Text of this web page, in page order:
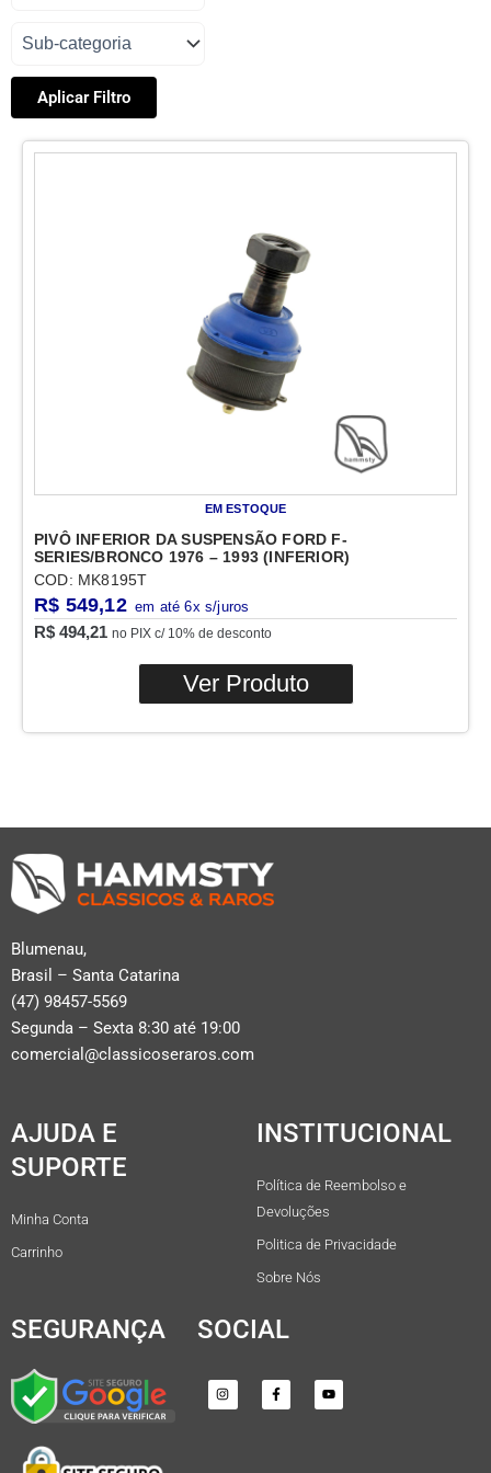
Aplicar Filtro
EM ESTOQUE
PIVÔ INFERIOR DA SUSPENSÃO FORD F-
SERIES/BRONCO 1976 – 1993 (INFERIOR)
COD: MK8195T
R$ 549,12
R$ 494,21 no PIX c/ 10% de desconto
Ver Produto
Blumenau,
Brasil – Santa Catarina
(47) 98457-5569
Segunda – Sexta 8:30 até 19:00
comercial@classicoseraros.com
AJUDA E
SUPORTE
Minha Conta
Carrinho
INSTITUCIONAL
Política de Reembolso e
Devoluções
Politica de Privacidade
Sobre Nós
SEGURANÇA SOCIAL
I
n
s
F
a
c
o
u